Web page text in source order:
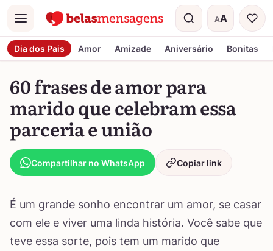
Menu AA
Tamanho do
Dia dos Pais Amor Amizade Aniversário Bonitas
60 frases de amor para
marido que celebram essa
parceria e união
Compartilhar no WhatsApp Copiar link
É um grande sonho encontrar um amor, se casar
com ele e viver uma linda história. Você sabe que
teve essa sorte, pois tem um marido que